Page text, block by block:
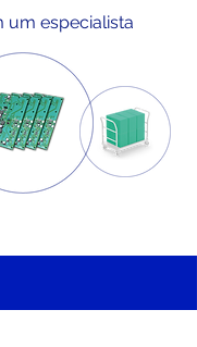
um especialista